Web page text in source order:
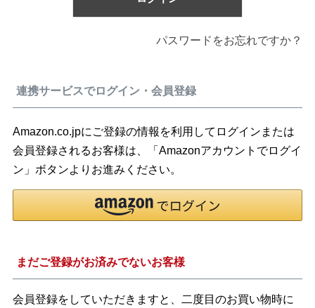
パスワードをお忘れですか？
連携サービスでログイン・会員登録
Amazon.co.jpにご登録の情報を利用してログインまたは
会員登録されるお客様は、「Amazonアカウントでログイ
ン」ボタンよりお進みください。
まだご登録がお済みでないお客様
会員登録をしていただきますと、二度目のお買い物時に